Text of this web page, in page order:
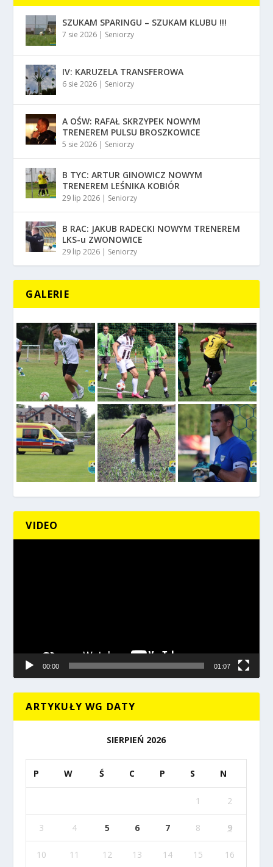
SZUKAM SPARINGU – SZUKAM KLUBU !!!
7 sie 2026 | Seniorzy
IV: KARUZELA TRANSFEROWA
6 sie 2026 | Seniorzy
A OŚW: RAFAŁ SKRZYPEK NOWYM
TRENEREM PULSU BROSZKOWICE
5 sie 2026 | Seniorzy
B TYC: ARTUR GINOWICZ NOWYM
TRENEREM LEŚNIKA KOBIÓR
29 lip 2026 | Seniorzy
B RAC: JAKUB RADECKI NOWYM TRENEREM
LKS-u ZWONOWICE
29 lip 2026 | Seniorzy
GALERIE
VIDEO
00:00 01:07
ARTYKUŁY WG DATY
SIERPIEŃ 2026
P W Ś C P S N
1 2
3 4 5 6 7 8 9
10 11 12 13 14 15 16